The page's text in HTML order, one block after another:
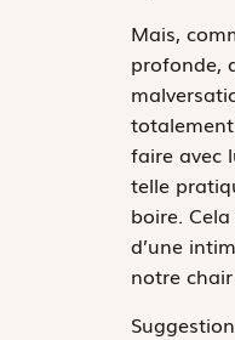
Mais,
profonde,
faire avec
telle
boire.
d’une
notre